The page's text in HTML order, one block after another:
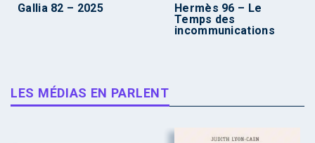
Gallia 82 – 2025
Hermès 96 – Le
Temps des
incommunications
LES MÉDIAS EN PARLENT